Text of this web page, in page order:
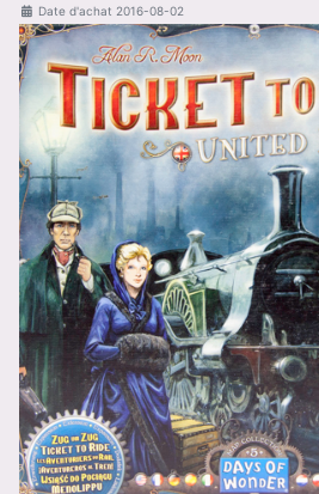
Date d'achat 2016-08-02